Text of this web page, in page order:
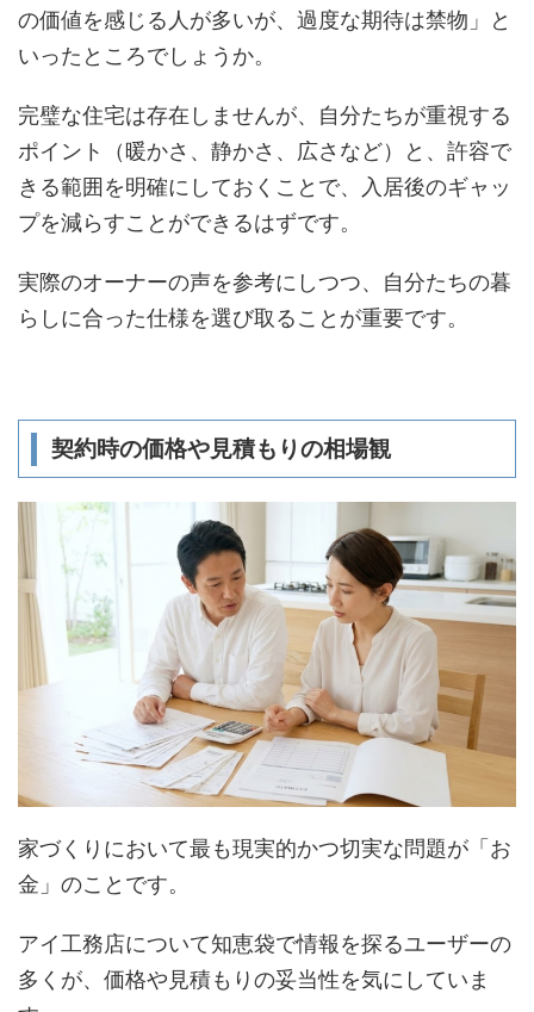
の価値を感じる人が多いが、過度な期待は禁物」と
いったところでしょうか。
完璧な住宅は存在しませんが、自分たちが重視する
ポイント（暖かさ、静かさ、広さなど）と、許容で
きる範囲を明確にしておくことで、入居後のギャッ
プを減らすことができるはずです。
実際のオーナーの声を参考にしつつ、自分たちの暮
らしに合った仕様を選び取ることが重要です。
契約時の価格や見積もりの相場観
家づくりにおいて最も現実的かつ切実な問題が「お
金」のことです。
アイ工務店について知恵袋で情報を探るユーザーの
多くが、価格や見積もりの妥当性を気にしていま